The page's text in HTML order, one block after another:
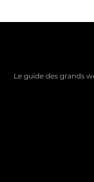
Le guide des grands